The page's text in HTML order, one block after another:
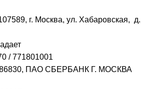
г. Москва, ул. Хабаровская, д.
/ 771801001
, ПАО СБЕРБАНК Г. МОСКВА